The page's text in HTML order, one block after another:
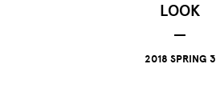
LOOK
2018 SPRING 3